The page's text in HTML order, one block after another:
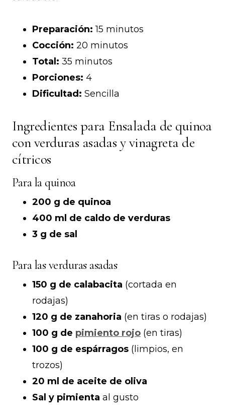
Preparación: 15 minutos
Cocción: 20 minutos
Total: 35 minutos
Porciones: 4
Dificultad: Sencilla
Ingredientes para Ensalada de quinoa
con verduras asadas y vinagreta de
cítricos
Para la quinoa
200 g de quinoa
400 ml de caldo de verduras
3 g de sal
Para las verduras asadas
150 g de calabacita (cortada en
rodajas)
120 g de zanahoria (en tiras o rodajas)
100 g de pimiento rojo (en tiras)
100 g de espárragos (limpios, en
trozos)
20 ml de aceite de oliva
Sal y pimienta al gusto